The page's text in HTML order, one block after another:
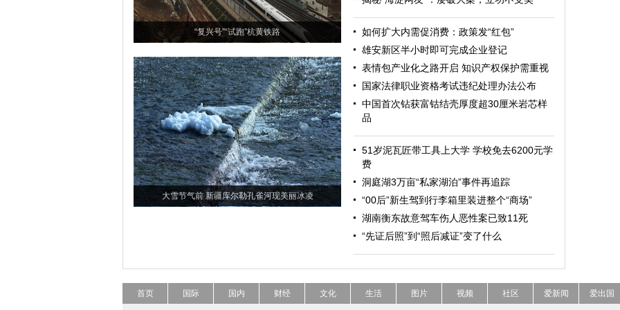
“复兴号”“试跑”杭黄铁路
大雪节气前 新疆库尔勒孔雀河现美丽冰凌
如何扩大内需促消费：政策发“红包”
雄安新区半小时即可完成企业登记
表情包产业化之路开启 知识产权保护需重视
国家法律职业资格考试违纪处理办法公布
中国首次钻获富钴结壳厚度超30厘米岩芯样
品
51岁泥瓦匠带工具上大学 学校免去6200元学
费
洞庭湖3万亩“私家湖泊”事件再追踪
“00后”新生驾到行李箱里装进整个“商场”
湖南衡东故意驾车伤人恶性案已致11死
“先证后照”到“照后减证”变了什么
首页 国际 国内 财经 文化 生活 图片 视频 社区 爱新闻 爱出国